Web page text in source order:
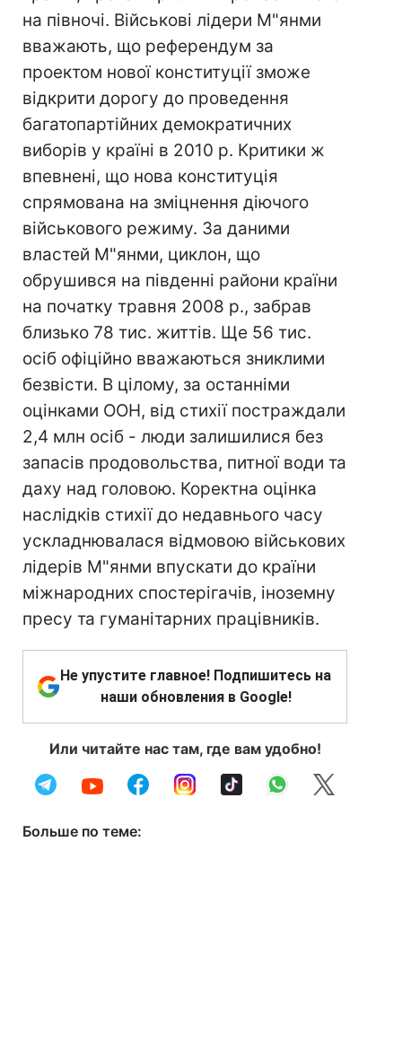
на півночі. Військові лідери М"янми
вважають, що референдум за
проектом нової конституції зможе
відкрити дорогу до проведення
багатопартійних демократичних
виборів у країні в 2010 р. Критики ж
впевнені, що нова конституція
спрямована на зміцнення діючого
військового режиму. За даними
властей М"янми, циклон, що
обрушився на південні райони країни
на початку травня 2008 р., забрав
близько 78 тис. життів. Ще 56 тис.
осіб офіційно вважаються зниклими
безвісти. В цілому, за останніми
оцінками ООН, від стихії постраждали
2,4 млн осіб - люди залишилися без
запасів продовольства, питної води та
даху над головою. Коректна оцінка
наслідків стихії до недавнього часу
ускладнювалася відмовою військових
лідерів М"янми впускати до країни
міжнародних спостерігачів, іноземну
пресу та гуманітарних працівників.
Не упустите главное! Подпишитесь на
наши обновления в Google!
Или читайте нас там, где вам удобно!
Больше по теме: